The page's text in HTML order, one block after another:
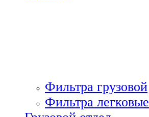
Фильтра грузовой
Фильтра легковые